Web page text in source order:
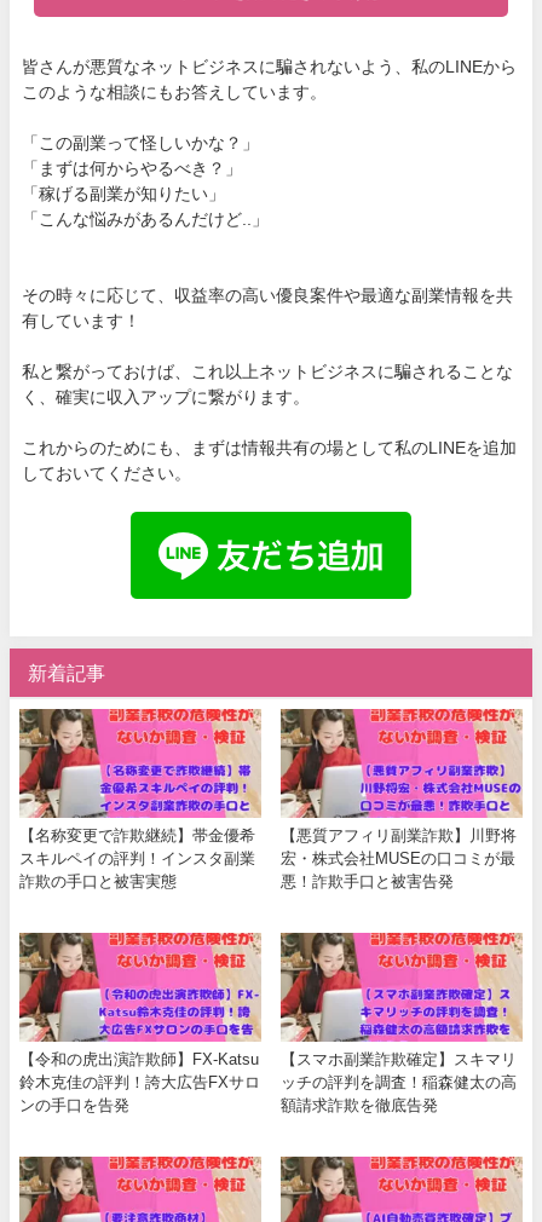
皆さんが悪質なネットビジネスに騙されないよう、私のLINEから
このような相談にもお答えしています。
「この副業って怪しいかな？」
「まずは何からやるべき？」
「稼げる副業が知りたい」
「こんな悩みがあるんだけど..」
その時々に応じて、収益率の高い優良案件や最適な副業情報を共
有しています！
私と繋がっておけば、これ以上ネットビジネスに騙されることな
く、確実に収入アップに繋がります。
これからのためにも、まずは情報共有の場として私のLINEを追加
しておいてください。
新着記事
【名称変更で詐欺継続】帯金優希
スキルペイの評判！インスタ副業
詐欺の手口と被害実態
【悪質アフィリ副業詐欺】川野将
宏・株式会社MUSEの口コミが最
悪！詐欺手口と被害告発
【令和の虎出演詐欺師】FX-Katsu
鈴木克佳の評判！誇大広告FXサロ
ンの手口を告発
【スマホ副業詐欺確定】スキマリ
ッチの評判を調査！稲森健太の高
額請求詐欺を徹底告発